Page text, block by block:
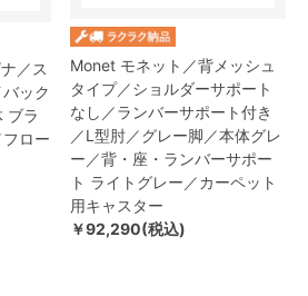
／ス
ック
ブラ
ロー
Monet モネット／背メッシュ
タイプ／ショルダーサポート
なし／ランバーサポート付き
／L型肘／グレー脚／本体グレ
ー／背・座・ランバーサポー
ト ライトグレー／カーペット
用キャスター
￥92,290(税込)